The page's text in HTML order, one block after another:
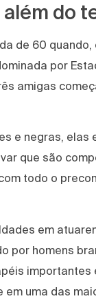
além do
de 60 quando,
por
amigas
e negras, elas
que são
todo o
em
por homens
importantes
em uma das